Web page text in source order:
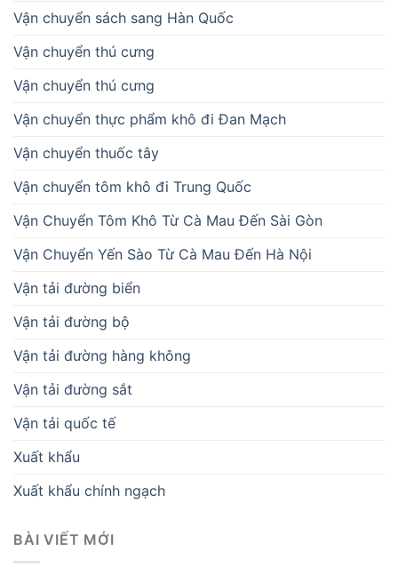
Vận chuyển sách sang Hàn Quốc
Vận chuyển thú cưng
Vận chuyển thú cưng
Vận chuyển thực phẩm khô đi Đan Mạch
Vận chuyển thuốc tây
Vận chuyển tôm khô đi Trung Quốc
Vận Chuyển Tôm Khô Từ Cà Mau Đến Sài Gòn
Vận Chuyển Yến Sào Từ Cà Mau Đến Hà Nội
Vận tải đường biển
Vận tải đường bộ
Vận tải đường hàng không
Vận tải đường sắt
Vận tải quốc tế
Xuất khẩu
Xuất khẩu chính ngạch
BÀI VIẾT MỚI